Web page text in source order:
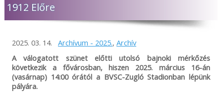
1912 Előre
2025. 03. 14. Archívum - 2025., Archív
A válogatott szünet előtti utolsó bajnoki mérkőzés
következik a fővárosban, hiszen 2025. március 16-án
(vasárnap) 14:00 órától a BVSC-Zugló Stadionban lépünk
pályára.